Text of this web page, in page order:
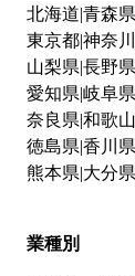
北海道 青森県
東京都神奈
山梨県 長野県
愛知県 岐阜県
奈良県 和歌
徳島県 香川県
熊本県 大分県
業種別